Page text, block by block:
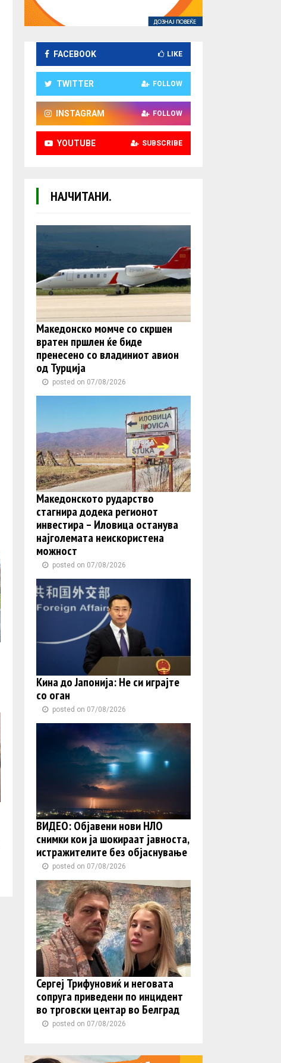
FACEBOOK LIKE
TWITTER FOLLOW
INSTAGRAM FOLLOW
YOUTUBE SUBSCRIBE
НАЈЧИТАНИ.
Македонско момче со скршен
вратен пршлен ќе биде
пренесено со владиниот авион
од Турција
posted on 07/08/2026
Македонското рударство
стагнира додека регионот
инвестира – Иловица останува
најголемата неискористена
можност
posted on 07/08/2026
Кина до Јапонија: Не си играјте
со оган
posted on 07/08/2026
ВИДЕО: Објавени нови НЛО
снимки кои ја шокираат јавноста,
истражителите без објаснување
posted on 07/08/2026
Сергеј Трифуновиќ и неговата
сопруга приведени по инцидент
во трговски центар во Белград
posted on 07/08/2026